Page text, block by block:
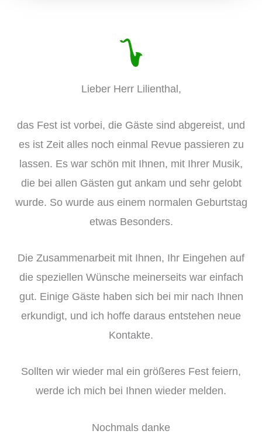
Lieber Herr Lilienthal,
das Fest ist vorbei, die Gäste sind abgereist, und
es ist Zeit alles noch einmal Revue passieren zu
lassen. Es war schön mit Ihnen, mit Ihrer Musik,
die bei allen Gästen gut ankam und sehr gelobt
wurde. So wurde aus einem normalen Geburtstag
etwas Besonders.
Die Zusammenarbeit mit Ihnen, Ihr Eingehen auf
die speziellen Wünsche meinerseits war einfach
gut. Einige Gäste haben sich bei mir nach Ihnen
erkundigt, und ich hoffe daraus entstehen neue
Kontakte.
Sollten wir wieder mal ein größeres Fest feiern,
werde ich mich bei Ihnen wieder melden.
Nochmals danke